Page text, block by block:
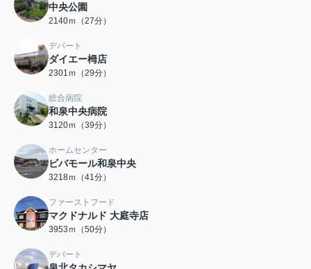
中央公園
2140ｍ（27分）
デパート
ダイエー栂店
2301ｍ（29分）
総合病院
和泉中央病院
3120ｍ（39分）
ホームセンター
ビバモール和泉中央
3218ｍ（41分）
ファーストフード
マクドナルド 大庭寺店
3953ｍ（50分）
デパート